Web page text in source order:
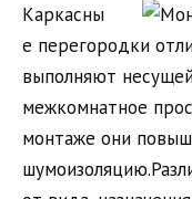
Каркасны
е перегородки
выполняют
межкомнатное
монтаже они